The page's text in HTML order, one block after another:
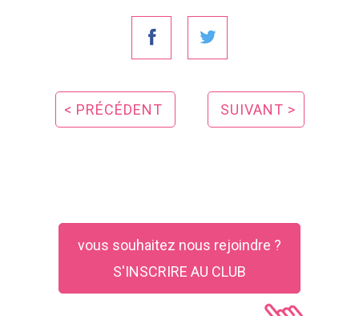
< PRÉCÉDENT SUIVANT >
vous souhaitez nous rejoindre ?
S'INSCRIRE AU CLUB